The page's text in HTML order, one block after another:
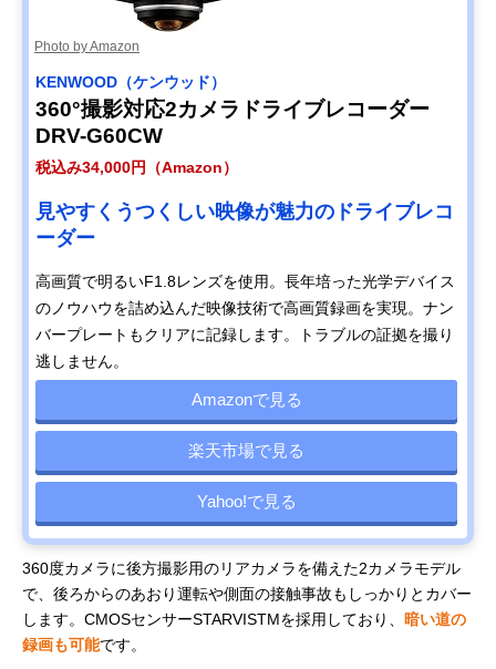
Photo by Amazon
KENWOOD（ケンウッド）
360°撮影対応2カメラドライブレコーダー
DRV-G60CW
税込み34,000円（Amazon）
見やすくうつくしい映像が魅力のドライブレコ
ーダー
高画質で明るいF1.8レンズを使用。長年培った光学デバイス
のノウハウを詰め込んだ映像技術で高画質録画を実現。ナン
バープレートもクリアに記録します。トラブルの証拠を撮り
逃しません。
Amazonで見る
楽天市場で見る
Yahoo!で見る
360度カメラに後方撮影用のリアカメラを備えた2カメラモデル
で、後ろからのあおり運転や側面の接触事故もしっかりとカバー
します。CMOSセンサーSTARVISTMを採用しており、 暗い道の
録画も可能です。